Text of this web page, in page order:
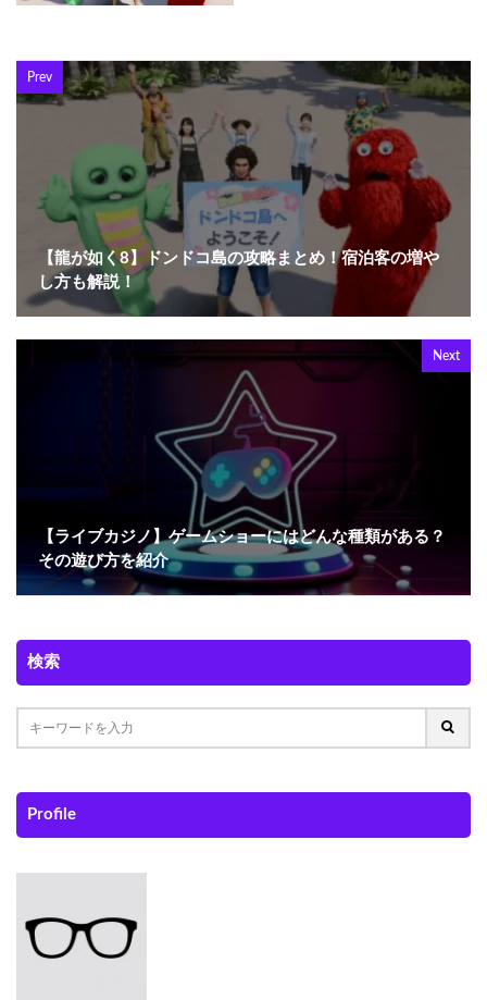
Prev
【龍が如く8】ドンドコ島の攻略まとめ！宿泊客の増や
し方も解説！
Next
【ライブカジノ】ゲームショーにはどんな種類がある？
その遊び方を紹介
検索
Profile